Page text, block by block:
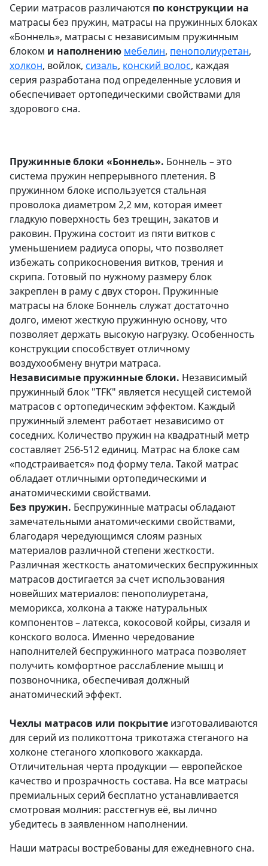
Серии матрасов различаются по конструкции на
матрасы без пружин, матрасы на пружинных блоках
«Боннель», матрасы с независимым пружинным
блоком и наполнению мебелин, пенополиуретан,
холкон, войлок, сизаль, конский волос, каждая
серия разработана под определенные условия и
обеспечивает ортопедическими свойствами для
здорового сна.
Пружинные блоки «Боннель». Боннель – это
система пружин непрерывного плетения. В
пружинном блоке используется стальная
проволока диаметром 2,2 мм, которая имеет
гладкую поверхность без трещин, закатов и
раковин. Пружина состоит из пяти витков с
уменьшением радиуса опоры, что позволяет
избежать соприкосновения витков, трения и
скрипа. Готовый по нужному размеру блок
закреплен в раму с двух сторон. Пружинные
матрасы на блоке Боннель служат достаточно
долго, имеют жесткую пружинную основу, что
позволяет держать высокую нагрузку. Особенность
конструкции способствует отличному
воздухообмену внутри матраса.
Независимые пружинные блоки. Независимый
пружинный блок "TFK" является несущей системой
матрасов с ортопедическим эффектом. Каждый
пружинный элемент работает независимо от
соседних. Количество пружин на квадратный метр
составляет 256-512 единиц. Матрас на блоке сам
«подстраивается» под форму тела. Такой матрас
обладает отличными ортопедическими и
анатомическими свойствами.
Без пружин. Беспружинные матрасы обладают
замечательными анатомическими свойствами,
благодаря чередующимся слоям разных
материалов различной степени жесткости.
Различная жесткость анатомических беспружинных
матрасов достигается за счет использования
новейших материалов: пенополиуретана,
меморикса, холкона а также натуральных
компонентов – латекса, кокосовой койры, сизаля и
конского волоса. Именно чередование
наполнителей беспружинного матраса позволяет
получить комфортное расслабление мышц и
позвоночника, обеспечивая должный
анатомический эффект.
Чехлы матрасов или покрытие изготоваливаются
для серий из поликоттона трикотажа стеганого на
холконе стеганого хлопкового жаккарда.
Отличительная черта продукции — европейское
качество и прозрачность состава. На все матрасы
премиальных серий бесплатно устанавливается
смотровая молния: расстегнув её, вы лично
убедитесь в заявленном наполнении.
Наши матрасы востребованы для ежедневного сна.